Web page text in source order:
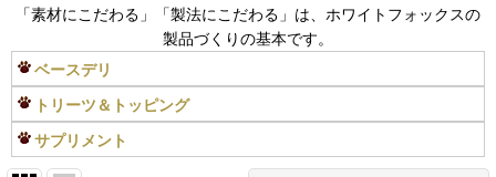
「素材にこだわる」「製法にこだわる」は、ホワイトフォックスの
製品づくりの基本です。
ベースデリ
トリーツ＆トッピング
サプリメント